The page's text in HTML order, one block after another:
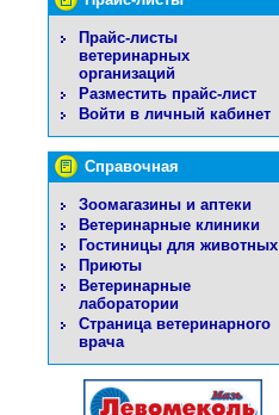
Прайс-листы
ветеринарных
организаций
Разместить прайс-лист
Войти в личный кабинет
Справочная
Зоомагазины и аптеки
Ветеринарные клиники
Гостиницы для животных
Приюты
Ветеринарные
лаборатории
Страница ветеринарного
врача